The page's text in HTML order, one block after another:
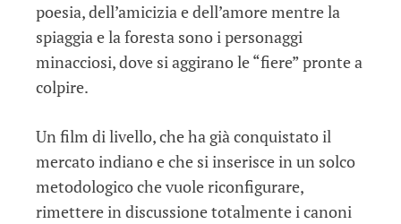
poesia, dell’amicizia e dell’amore mentre la
spiaggia e la foresta sono i personaggi
minacciosi, dove si aggirano le “fiere” pronte a
colpire.
Un film di livello, che ha già conquistato il
mercato indiano e che si inserisce in un solco
metodologico che vuole riconfigurare,
rimettere in discussione totalmente i canoni